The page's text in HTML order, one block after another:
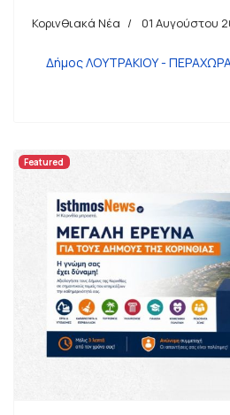
Κορινθιακά Νέα 01 Αυγούστου
Δήμος ΛΟΥΤΡΑΚΙΟΥ -
Featured